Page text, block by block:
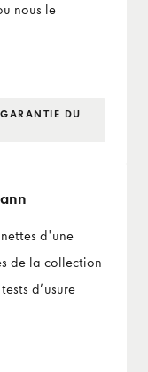
nous le
DU
d'une
de la collection
d’usure